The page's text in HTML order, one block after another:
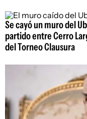
Se cayó un muro del
partido entre Cerro
del Torneo Clausura